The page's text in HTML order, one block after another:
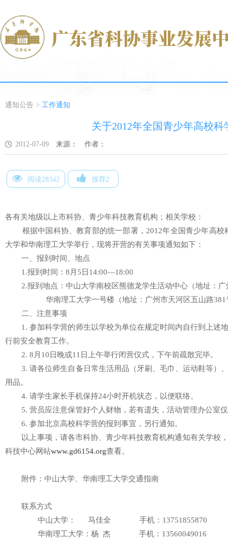
通知公告 > 工作通知
关于2012年全国青少年高校
2012-07-09 来源： 作者：
阅读28342 推荐2
各有关地级以上市科协、青少年科技教育机构；相关学校：
根据中国科协、教育部的统一部署，2012年全国青少年高校
大学和华南理工大学举行，现将开营的有关事项通知如下：
一、报到时间、地点
1.报到时间：8月5日14:00—18:00
2.报到地点：中山大学南校区熊德龙学生活动中心（地址：广
华南理工大学一号楼（地址：广州市天河区五山路381
二、注意事项
1. 参加科学营的师生以学校为单位在规定时间内自行到上述
行前安全教育工作。
2. 8月10日晚或11日上午举行闭营仪式，下午前疏散完毕。
3. 请各位师生自备日常生活用品（牙刷、毛巾、运动鞋等）
用品。
4. 请学生家长手机保持24小时开机状态，以便联络。
5. 营员应注意保管好个人财物，若有遗失，活动管理办公室仅
6. 参加北京高校科学营的报到事宜，另行通知。
以上事项，请各市科协、青少年科技教育机构通知有关学校
科技中心网站www.gd6154.org查看。
附件：中山大学、华南理工大学交通指南
联系方式
中山大学： 马佳全 手机：13751855870
华南理工大学：杨 杰 手机：13560049016